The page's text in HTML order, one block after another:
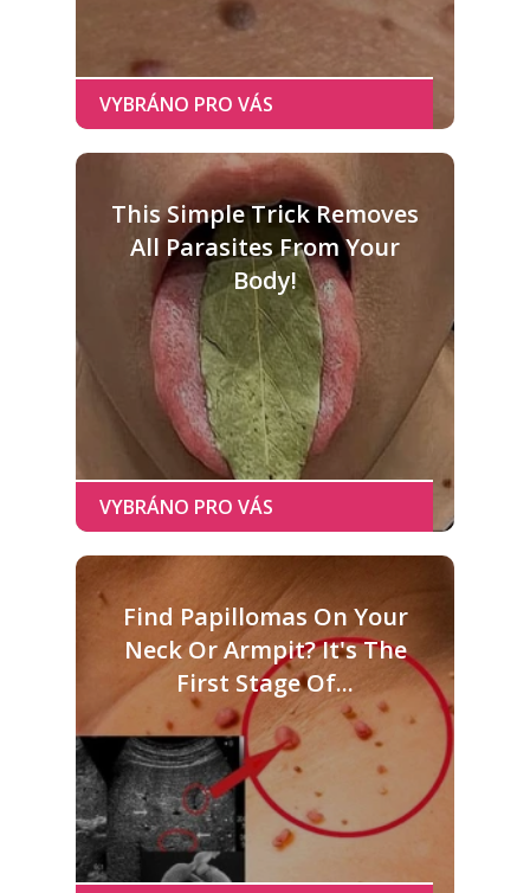
This Simple Trick Removes
All Parasites From Your
Body!
Find Papillomas On Your
Neck Or Armpit? It's The
First Stage Of...